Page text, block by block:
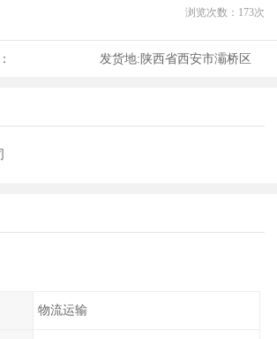
浏览次数： 173次
发货地:陕西省西安市灞桥区
物流运输